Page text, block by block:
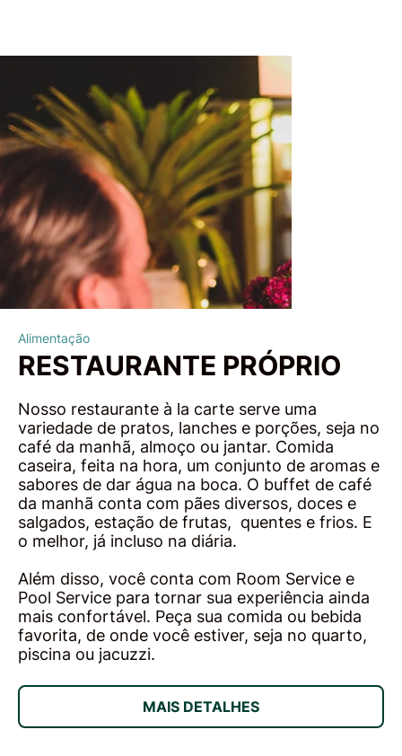
Alimentação
RESTAURANTE PRÓPRIO
Nosso restaurante à la carte serve uma
variedade de pratos, lanches e porções, seja no
café da manhã, almoço ou jantar. Comida
caseira, feita na hora, um conjunto de aromas e
sabores de dar água na boca. O buffet de café
da manhã conta com pães diversos, doces e
salgados, estação de frutas, quentes e frios. E
o melhor, já incluso na diária.
Além disso, você conta com Room Service e
Pool Service para tornar sua experiência ainda
mais confortável. Peça sua comida ou bebida
favorita, de onde você estiver, seja no quarto,
piscina ou jacuzzi.
MAIS DETALHES